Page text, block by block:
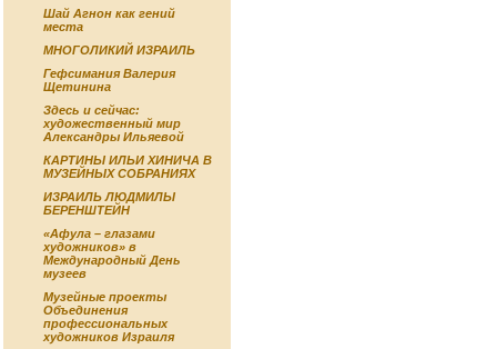
Шай Агнон как гений
места
МНОГОЛИКИЙ ИЗРАИЛЬ
Гефсимания Валерия
Щетинина
Здесь и сейчас:
художественный мир
Александры Ильяевой
КАРТИНЫ ИЛЬИ ХИНИЧА В
МУЗЕЙНЫХ СОБРАНИЯХ
ИЗРАИЛЬ ЛЮДМИЛЫ
БЕРЕНШТЕЙН
«Афула – глазами
художников» в
Международный День
музеев
Музейные проекты
Объединения
профессиональных
художников Израиля